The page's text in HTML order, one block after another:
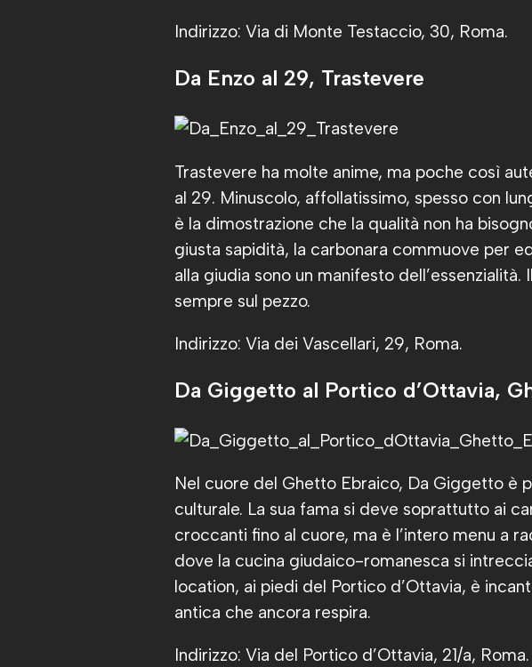
Indirizzo: Via di Monte Testaccio, 30, Roma.
Da Enzo al 29, Trastevere
Trastevere ha molte anime, ma poche così
al 29. Minuscolo, affollatissimo, spesso con
è la dimostrazione che la qualità non ha
giusta sapidità, la carbonara commuove per
alla giudia sono un manifesto
sempre sul pezzo.
Indirizzo: Via dei Vascellari, 29, Roma.
Da Giggetto al Portico d’Ottavia,
Nel cuore del Ghetto Ebraico, Da Giggetto è
culturale. La sua fama si deve soprattutto ai
croccanti fino al cuore, ma è l’intero menu a
dove la cucina giudaico-romanesca si
location, ai piedi del Portico d’Ottavia, è
antica che ancora respira.
Indirizzo: Via del Portico d’Ottavia, 21/a, Roma.